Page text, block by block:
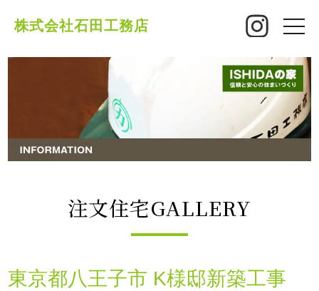
株式会社石田工務店
toggle
注文住宅GALLERY
東京都八王子市 K様邸新築工事